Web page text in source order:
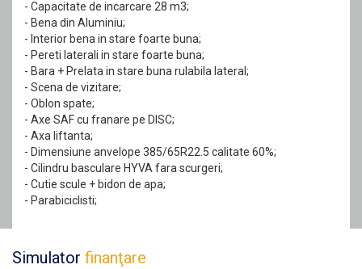
- Capacitate de incarcare 28 m3;
- Bena din Aluminiu;
- Interior bena in stare foarte buna;
- Pereti laterali in stare foarte buna;
- Bara + Prelata in stare buna rulabila lateral;
- Scena de vizitare;
- Oblon spate;
- Axe SAF cu franare pe DISC;
- Axa liftanta;
- Dimensiune anvelope 385/65R22.5 calitate 60%;
- Cilindru basculare HYVA fara scurgeri;
- Cutie scule + bidon de apa;
- Parabiciclisti;
Simulator finanţare